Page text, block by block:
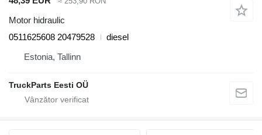
Motor hidraulic
0511625608 20479528
diesel
Estonia, Tallinn
TruckParts Eesti OÜ